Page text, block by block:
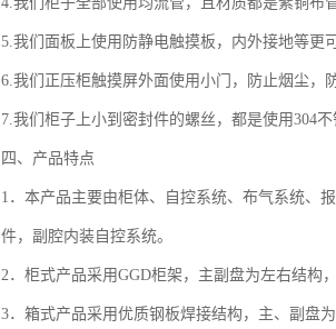
5.我们面板上使用防静电触摸板，内外接地等更可
6.我们正压柜触摸屏外面使用小门，防止烟尘，
7.我们柜子上小到密封件的螺丝，都是使用304不
四、产品特点
1．本产品主要由柜体、自控系统、布气系统、
件，副腔内装自控系统。
2．柜式产品采用GGD柜架，主副盘为左右结构
3．箱式产品采用优质钢板焊接结构，主、副盘